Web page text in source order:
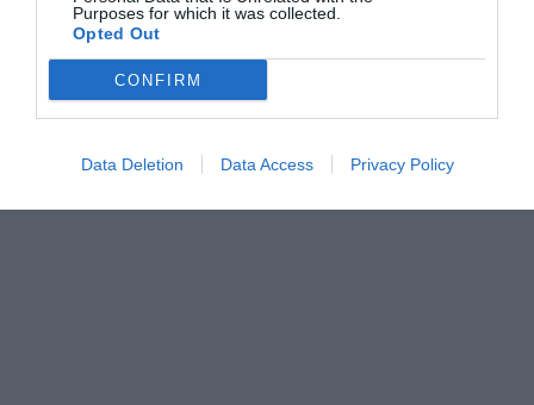
Purposes for which it was collected.
Opted Out
CONFIRM
Data Deletion Data Access Privacy Policy